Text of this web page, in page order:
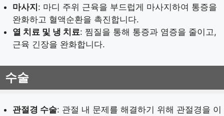
마사지: 마디 주위 근육을 부드럽게 마사지하여 통증을
완화하고 혈액순환을 촉진합니다.
열 치료 및 냉 치료: 찜질을 통해 통증과 염증을 줄이고,
근육 긴장을 완화합니다.
수술
관절경 수술: 관절 내 문제를 해결하기 위해 관절경을 이